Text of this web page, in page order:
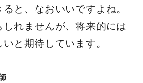
と、なおいいですよね。
しれませんが、将来的には
と期待しています。